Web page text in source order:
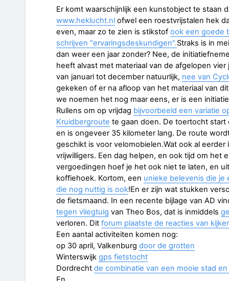
Er komt waarschijnlijk een kunstobject te staan
www.heklucht.nl ofwel een roestvrijstalen hek
even, maar zo te zien is stikstof ook een goede
schrijven "ervaringsdeskundigen".Straks is in
dan weer een jaar zonder? Nee, de
heeft alvast met materiaal van de afgelopen
van januari tot december natuurlijk, nee van
gekeken of er na afloop van het materiaal van
we noemen het nog maar eens, er is een
Rullens om op vrijdag bijvoorbeeld een variatie
Kruidbergroute te gaan doen. De toertocht start
en is ongeveer 35 kilometer lang. De route
geschikt is voor velomobielen.Wat ook al
vrijwilligers. Een dag helpen, en ook tijd om het
vergoedingen hoef je het ook niet te laten, en
koffiehoek. Kortom, een unieke belevenis die
die nog nuttig is ook!En er zijn wat stukken
de fietsmaand. In een recente bijlage van AD
tegen vliegtuig van Theo Bos, dat is inmiddels
verloren. Dit forum plaatste de reacties van
Een aantal activiteiten komen nog:
op 30 april, Valkenburg door de grotten
Winterswijk gps fietstocht
Dordrecht de combinatie van een mooie stad